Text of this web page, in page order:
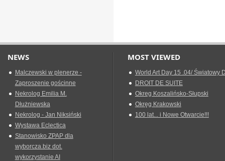
NEWS
Malczewski w plenerze -
Zaproszenie gościnne
Nekrolog Emilia M.
Dłużniewska
Nekrolog - Jan Niksiński
Wystawa Eclectica
Stanowisko ZPAP dla
wyborcza.biz dot.
wykorzystanie AI
MOST VIEWED
World Art Day 15 .04/ Światowy
DROIT DE SUITE
Okreg Koszalińsko-Słupski
Okręg Krakowski
100 lat... i Nowe Otwarcie!!!